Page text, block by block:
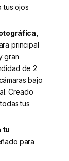
tus ojos
principal
gran
de 2
bajo
Creado
tus
tu
para